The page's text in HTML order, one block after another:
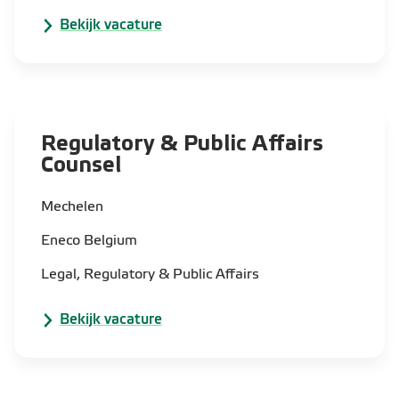
Bekijk vacature
Regulatory & Public Affairs
Counsel
Mechelen
Eneco Belgium
Legal, Regulatory & Public Affairs
Bekijk vacature